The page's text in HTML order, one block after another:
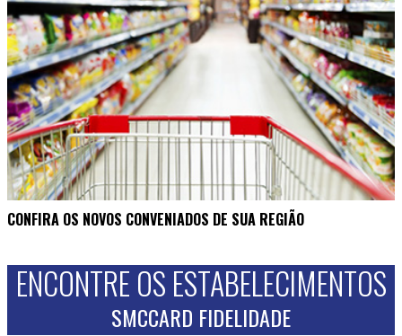
CONFIRA OS NOVOS CONVENIADOS DE SUA REGIÃO
ENCONTRE OS ESTABELECIMENTOS
SMCCARD FIDELIDADE